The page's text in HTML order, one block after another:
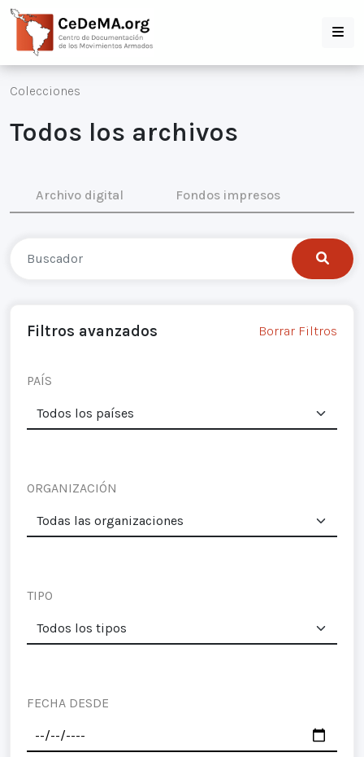
Colecciones
Todos los archivos
Archivo digital Fondos impresos
Filtros avanzados Borrar Filtros
PAÍS
ORGANIZACIÓN
TIPO
FECHA DESDE